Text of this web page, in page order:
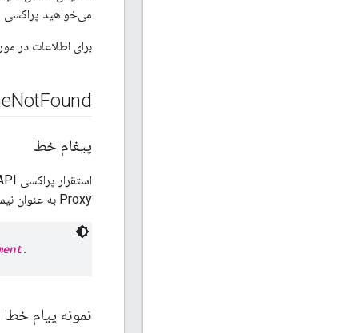
می‌خواهید پراکسی API را در آن مستقر کنید ایجاد شده باشد.
برای اطلاعات در
NotFound
پیغام خطا
Proxy به عنوان نیمه مستقر شده علامت گذاری می شود:
.
نمونه پیام خطا